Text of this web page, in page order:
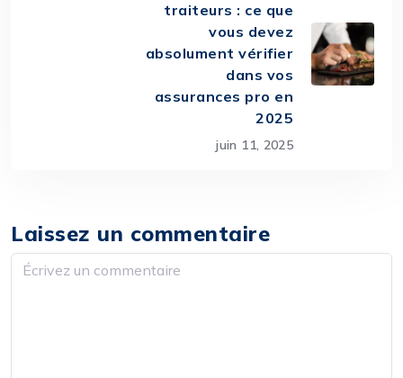
traiteurs : ce que
vous devez
absolument vérifier
dans vos
assurances pro en
2025
juin 11, 2025
Laissez un commentaire